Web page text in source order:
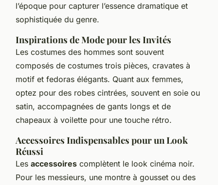
l’époque pour capturer l’essence dramatique et
sophistiquée du genre.
Inspirations de Mode pour les Invités
Les costumes des hommes sont souvent
composés de costumes trois pièces, cravates à
motif et fedoras élégants. Quant aux femmes,
optez pour des robes cintrées, souvent en soie ou
satin, accompagnées de gants longs et de
chapeaux à voilette pour une touche rétro.
Accessoires Indispensables pour un Look
Réussi
Les accessoires complètent le look cinéma noir.
Pour les messieurs, une montre à gousset ou des